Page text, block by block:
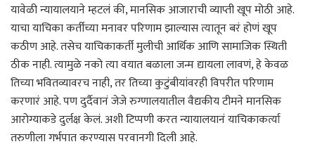
यावेळी न्यायालयाने म्हटलं की, मानसिक आजाराची व्याप्ती खूप मोठी आहे.
याचा याचिका कर्तीच्या मनावर परिणाम झाल्यास त्यातून बरं होणं खूप
कठीण आहे. तसेच याचिकाकर्ती मुलीची आर्थिक आणि सामाजिक स्थिती
ठीक नाही. त्यामुळे नको त्या वयात बळाला जन्म द्यायला लावणं, हे केवळ
तिच्या भवितव्यावरच नाही, तर तिच्या कुटुंबीयांवरही विपरीत परिणाम
करणारं आहे. पण दुर्दैवानं जेजे रुग्णालयातील वैद्यकीय टीमने मानसिक
आरोग्याकडे दुर्लक्ष केलं. अशी टिप्पणी करत न्यायालयानं याचिकाकर्त्या
तरुणीला गर्भपात करण्यास परवानगी दिली आहे.